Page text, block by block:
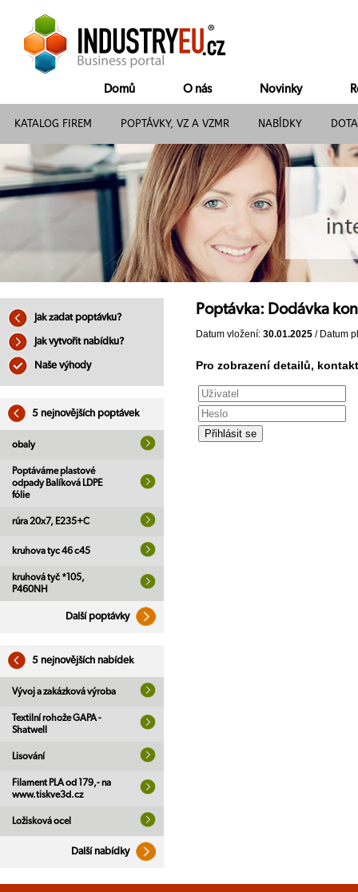
Domů O nás Novinky
KATALOG FIREM POPTÁVKY, VZ A VZMR NABÍDKY
Jak zadat poptávku?
Jak vytvořit nabídku?
Naše výhody
5 nejnovějších poptávek
obaly
Poptáváme plastové
odpady Balíková LDPE
fólie
rúra 20x7, E235+C
kruhova tyc 46 c45
kruhová tyč *105,
P460NH
Další poptávky
5 nejnovějších nabídek
Vývoj a zakázková výroba
Textilní rohože GAPA -
Shatwell
Lisování
Filament PLA od 179,- na
www.tiskve3d.cz
Ložisková ocel
Další nabídky
Poptávka: Dodávka
Datum vložení: 30.01.2025 / Datum
Pro zobrazení detailů,